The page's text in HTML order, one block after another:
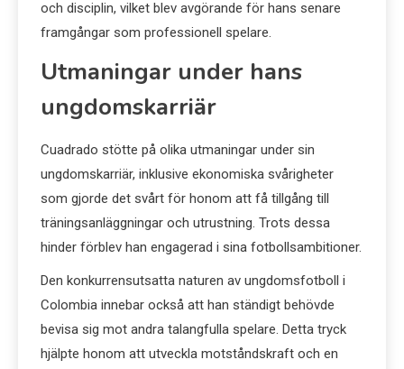
och disciplin, vilket blev avgörande för hans senare
framgångar som professionell spelare.
Utmaningar under hans
ungdomskarriär
Cuadrado stötte på olika utmaningar under sin
ungdomskarriär, inklusive ekonomiska svårigheter
som gjorde det svårt för honom att få tillgång till
träningsanläggningar och utrustning. Trots dessa
hinder förblev han engagerad i sina fotbollsambitioner.
Den konkurrensutsatta naturen av ungdomsfotboll i
Colombia innebar också att han ständigt behövde
bevisa sig mot andra talangfulla spelare. Detta tryck
hjälpte honom att utveckla motståndskraft och en